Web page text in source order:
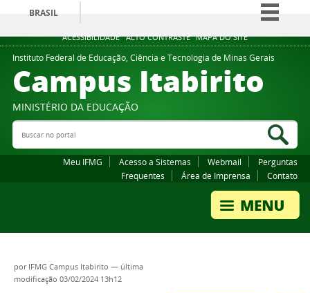
ACESSIBILIDADE ALTO CONTRASTE MAPA DO SITE
BRASIL
Simplifique!
Comunica BR
Participe
Legislação
Instituto Federal de Educação, Ciência e Tecnologia de Minas Gerais
Campus Itabirito
MINISTÉRIO DA EDUCAÇÃO
Buscar no portal
Meu IFMG Acesso a Sistemas Webmail
Perguntas
Frequentes
Área de Imprensa Contato
por IFMG Campus Itabirito — última
modificação 03/02/2024 13h12